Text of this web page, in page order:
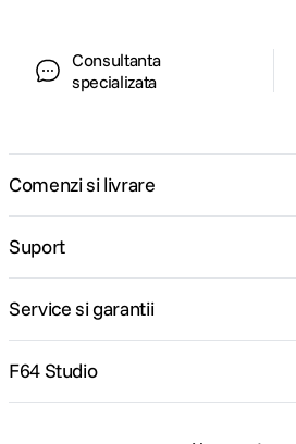
Consultanta
specializata
Comenzi si livrare
Suport
Service si garantii
F64 Studio